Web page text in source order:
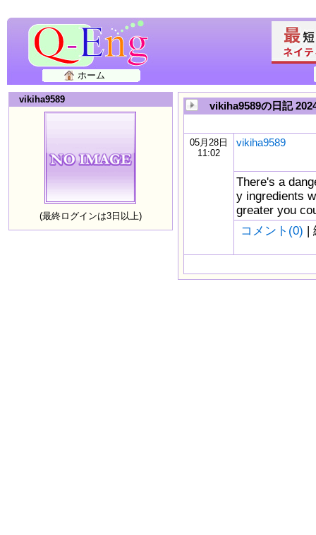
ホーム
vikiha9589
(最終ログインは3日以上)
vikiha9589の日記
05月28日
11:02
vikiha9589
There's a
y ingredients
greater you
コメント(0) |